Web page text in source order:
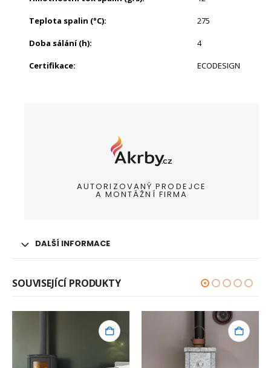
Teplota spalin (°C): 275
Doba sálání (h): 4
Certifikace: ECODESIGN
AUTORIZOVANÝ PRODEJCE
A MONTÁŽNÍ FIRMA
DALŠÍ INFORMACE
SOUVISEJÍCÍ PRODUKTY